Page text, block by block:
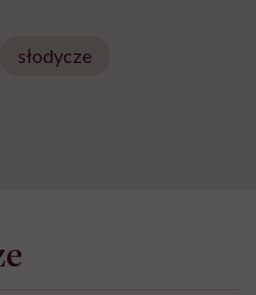
słodycze